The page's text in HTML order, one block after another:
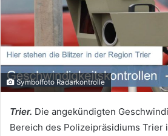
Symbolfoto Radarkontrolle
Trier. Die angekündigten
Bereich des Polizeipräsidiums Trier